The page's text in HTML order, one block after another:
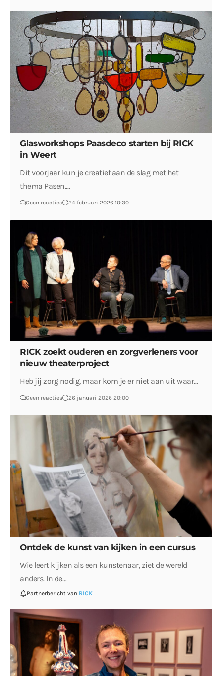
Glasworkshops Paasdeco starten bij RICK
in Weert
Dit voorjaar kun je creatief aan de slag met het
thema Pasen.…
Geen reacties 24 februari 2026 10:30
RICK zoekt ouderen en zorgverleners voor
nieuw theaterproject
Heb jij zorg nodig, maar kom je er niet aan uit waar…
Geen reacties 26 januari 2026 20:00
Ontdek de kunst van kijken in een cursus
Wie leert kijken als een kunstenaar, ziet de wereld
anders. In de…
Partnerbericht van:RICK